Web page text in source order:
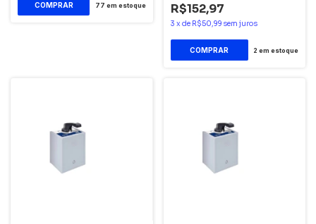
77 em estoque R$152,97
3 x de R$50,99 sem juros
2 em estoque